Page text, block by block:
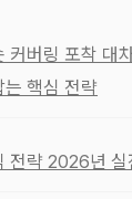
커버링 포착 대
는 핵심 전략
전략 2026년 실